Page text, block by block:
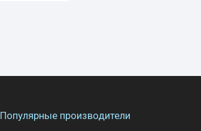
Популярные производители